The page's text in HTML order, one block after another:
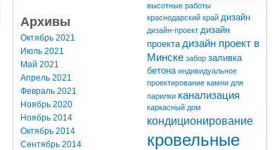
Архивы
Октябрь 2021
Июль 2021
Май 2021
Апрель 2021
Февраль 2021
Ноябрь 2020
Ноябрь 2014
Октябрь 2014
Сентябрь 2014
высотные работы
краснодарский край дизайн
дизайн-проект дизайн
проекта дизайн проект в
Минске забор заливка
бетона индивидуальное
проектирование камни для
парилки канализация
каркасный дом
кондиционирование
кровельные